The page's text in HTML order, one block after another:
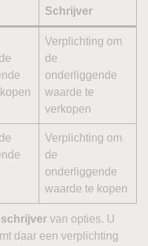
Schrijver
Verplichting om
de
onderliggende
waarde te
verkopen
Verplichting om
de
onderliggende
waarde te kopen
schrijver van opties. U
daar een verplichting